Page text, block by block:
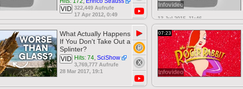
VID 322,449 Aufrufe
17 Apr 2012, 0:49
Infovideo
13 Jul 2015, 11:46
What Actually Happens
If You Don't Take Out a
Splinter?
Hits: 74, SciShow
VID
3,769,777 Aufrufe
28 Mar 2017, 19:1
▶ 07:23
Infovideo